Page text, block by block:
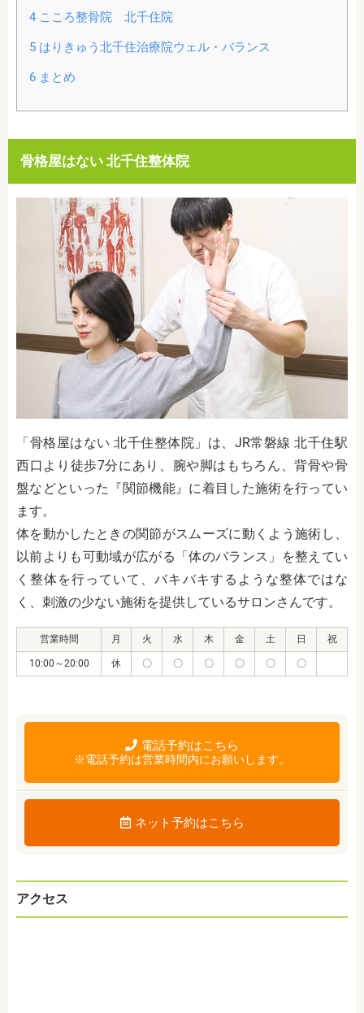
4こころ整骨院 北千住院
5はりきゅう北千住治療院ウェル・バランス
6まとめ
骨格屋はない 北千住整体院
「骨格屋はない 北千住整体院」は、 JR常磐線 北千住駅
西口より徒歩7分にあり、腕や脚はもちろん、背骨や骨
盤などといった『関節機能』に着目した施術を行ってい
ます。
体を動かしたときの関節がスムーズに動くよう施術し、
以前よりも可動域が広がる「体のバランス」を整えてい
く整体を行っていて、バキバキするような整体ではな
く、刺激の少ない施術を提供しているサロンさんです。
営業時間 月 火 水 木 金 土 日 祝
10:00～20:00 休 〇 〇 〇 〇 〇 〇
電話予約はこちら
※電話予約は営業時間内にお願いします。
ネット予約はこちら
アクセス